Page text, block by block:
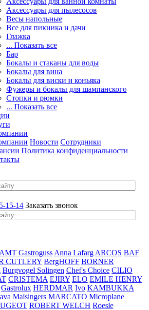
Аксессуары для пылесосов
Весы напольные
Все для пикника и дачи
Глажка
... Показать все
Бар
Бокалы и стаканы для воды
Бокалы для вина
Бокалы для виски и коньяка
Фужеры и бокалы для шампанского
Стопки и рюмки
... Показать все
Новости Сотрудники
Политика конфиденциальности
15-14 Заказать звонок
AMT Gastroguss Anna Lafarg ARCOS BAF
CUTLERY BergHOFF BORNER
Burgvogel Solingen Chef's Choice CILIO
CRISTEMA EJIRY ELO EMILE HENRY
Gastrolux HERDMAR Ivo KAMBUKKA
Maisingers MARCATO Microplane
ROBERT WELCH Roesle